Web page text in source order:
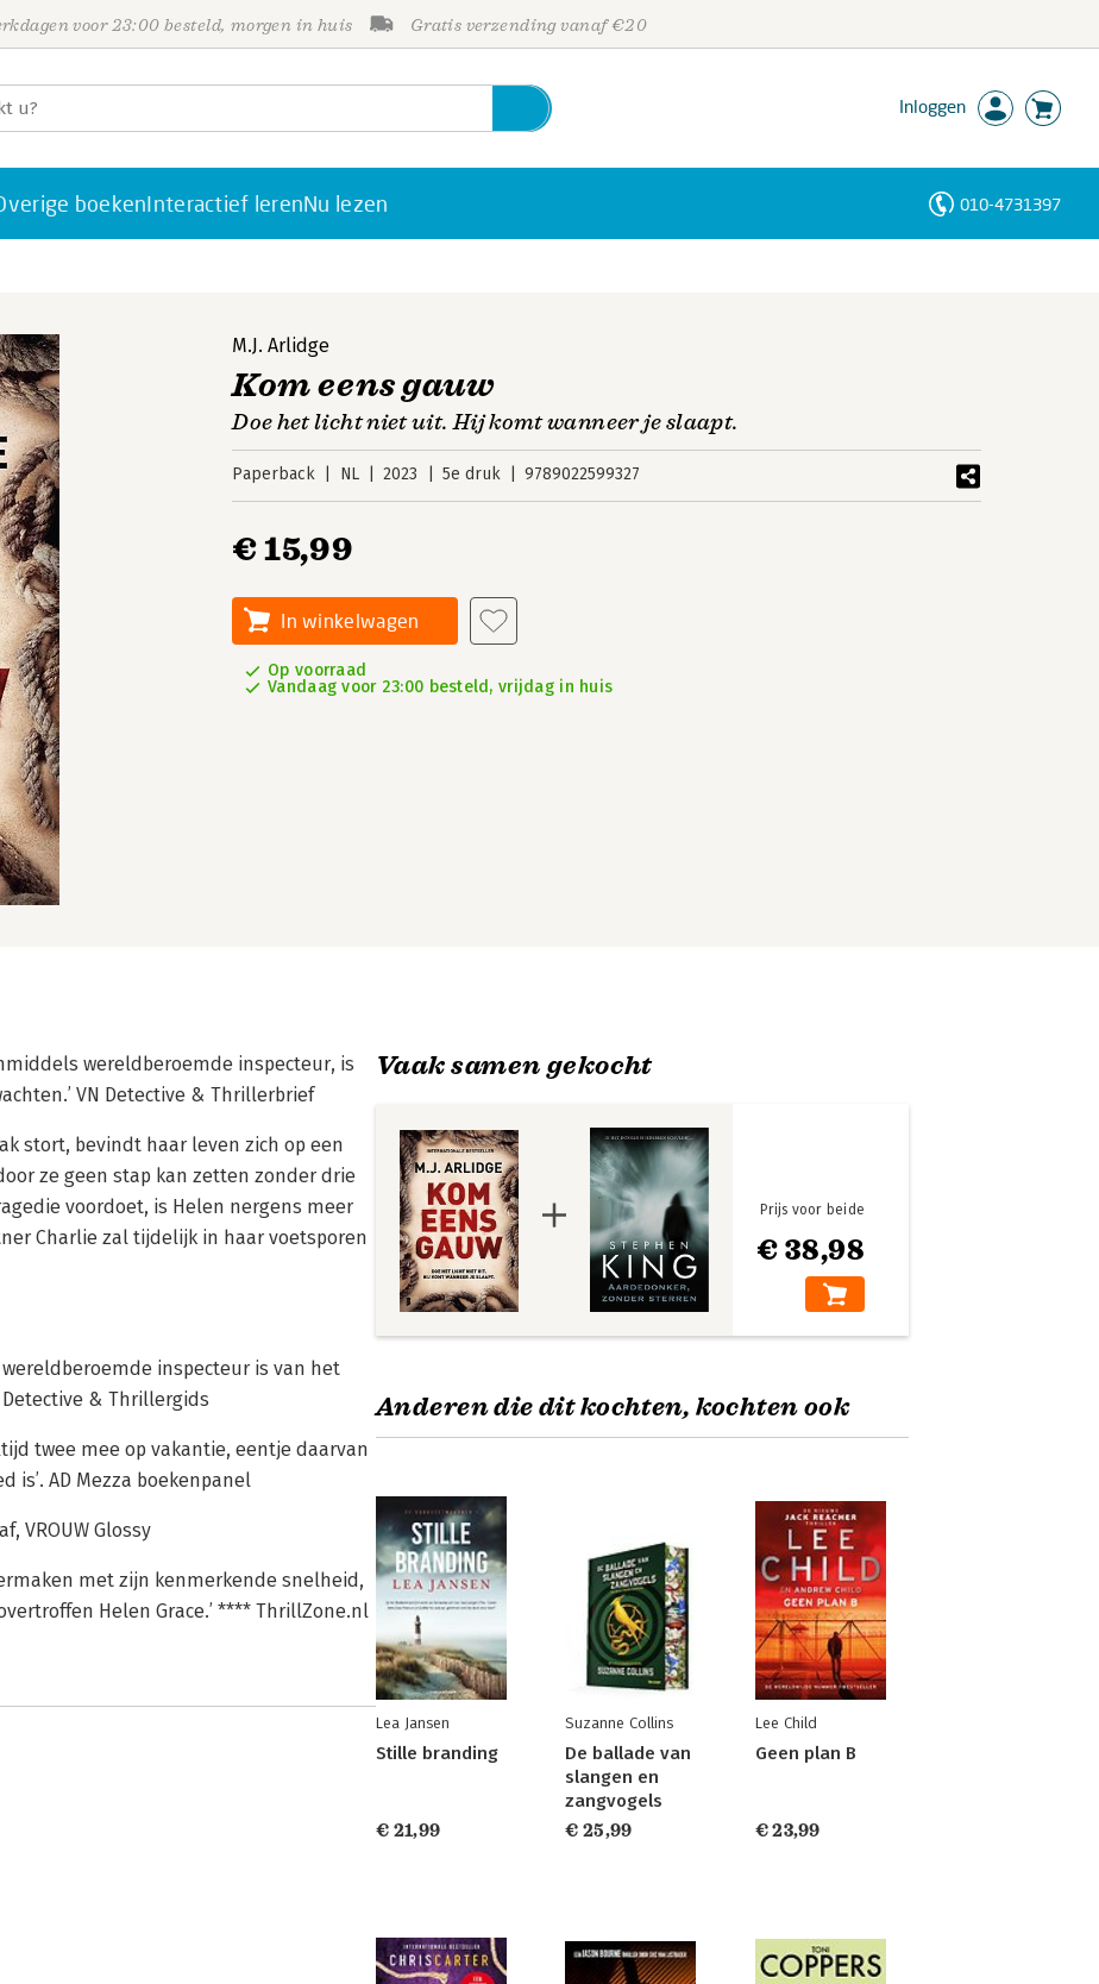
voor 23:00 besteld, morgen in huis Gratis verzending vanaf €20
Inloggen
boekenInteractief lerenNu lezen 010-4731397
M.J. Arlidge
Kom eens gauw
Doe het licht niet uit. Hij komt wanneer je slaapt.
Paperback NL 2023 5e druk 9789022599327
€ 15,99
In winkelwagen
Op voorraad
Vandaag voor 23:00 besteld, vrijdag in huis
wereldberoemde inspecteur, is
VN Detective & Thrillerbrief
stort, bevindt haar leven zich op een
ze geen stap kan zetten zonder drie
voordoet, is Helen nergens meer
Charlie zal tijdelijk in haar voetsporen
inspecteur is van het
& Thrillergids
twee mee op vakantie, eentje daarvan
is’. AD Mezza boekenpanel
VROUW Glossy
met zijn kenmerkende snelheid,
Helen Grace.’ **** ThrillZone.nl
Vaak samen gekocht
€ 38,98
Prijs voor beide
Anderen die dit kochten, kochten ook
Lea Jansen
Stille branding
€ 21,99
Suzanne Collins
De ballade van
slangen en
zangvogels
€ 25,99
Lee Child
Geen plan B
€ 23,99
Personen